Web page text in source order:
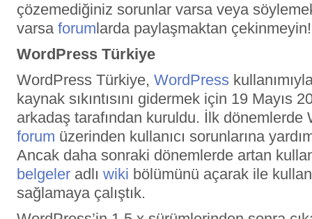
çözemediğiniz sorunlar varsa veya
varsa forumlarda paylaşmaktan çekinmeyin!
WordPress Türkiye
WordPress Türkiye, WordPress
kaynak sıkıntısını gidermek için 19 Mayıs
arkadaş tarafından kuruldu. İlk dönemlerde
forum üzerinden kullanıcı sorunlarına
Ancak daha sonraki dönemlerde artan
belgeler adlı wiki bölümünü açarak ile
sağlamaya çalıştık.